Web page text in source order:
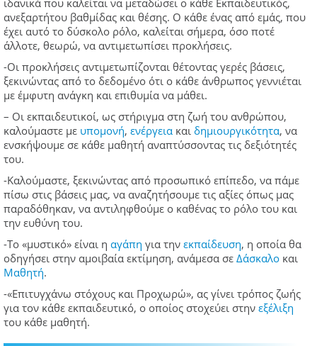
ανεξαρτήτου βαθμίδας και θέσης. Ο κάθε ένας από εμάς, που
έχει αυτό το δύσκολο ρόλο, καλείται σήμερα, όσο ποτέ
άλλοτε, θεωρώ, να αντιμετωπίσει προκλήσεις.
-Οι προκλήσεις αντιμετωπίζονται θέτοντας γερές βάσεις,
ξεκινώντας από το δεδομένο ότι ο κάθε άνθρωπος γεννιέται
με έμφυτη ανάγκη και επιθυμία να μάθει.
– Οι εκπαιδευτικοί, ως στήριγμα στη ζωή του ανθρώπου,
καλούμαστε με υπομονή, ενέργεια και δημιουργικότητα, να
ενσκήψουμε σε κάθε μαθητή αναπτύσσοντας τις δεξιότητές
του.
-Καλούμαστε, ξεκινώντας από προσωπικό επίπεδο, να πάμε
πίσω στις βάσεις μας, να αναζητήσουμε τις αξίες όπως μας
παραδόθηκαν, να αντιληφθούμε ο καθένας το ρόλο του και
την ευθύνη του.
-Το «μυστικό» είναι η αγάπη για την εκπαίδευση, η οποία θα
οδηγήσει στην αμοιβαία εκτίμηση, ανάμεσα σε Δάσκαλο και
Μαθητή.
-«Επιτυγχάνω στόχους και Προχωρώ», ας γίνει τρόπος ζωής
για τον κάθε εκπαιδευτικό, ο οποίος στοχεύει στην εξέλιξη
του κάθε μαθητή.